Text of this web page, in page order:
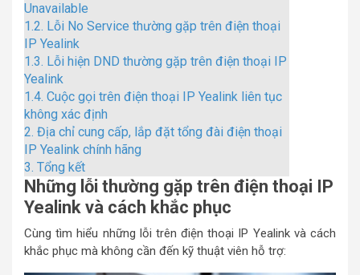
Unavailable
1.2. Lỗi No Service thường gặp trên điện thoại
IP Yealink
1.3. Lỗi hiện DND thường gặp trên điện thoại IP
Yealink
1.4. Cuộc gọi trên điện thoại IP Yealink liên tục
không xác định
2. Địa chỉ cung cấp, lắp đặt tổng đài điện thoại
IP Yealink chính hãng
3. Tổng kết
Những lỗi thường gặp trên điện thoại IP
Yealink và cách khắc phục
Cùng tìm hiểu những lỗi trên điện thoại IP Yealink và cách
khắc phục mà không cần đến kỹ thuật viên hỗ trợ: